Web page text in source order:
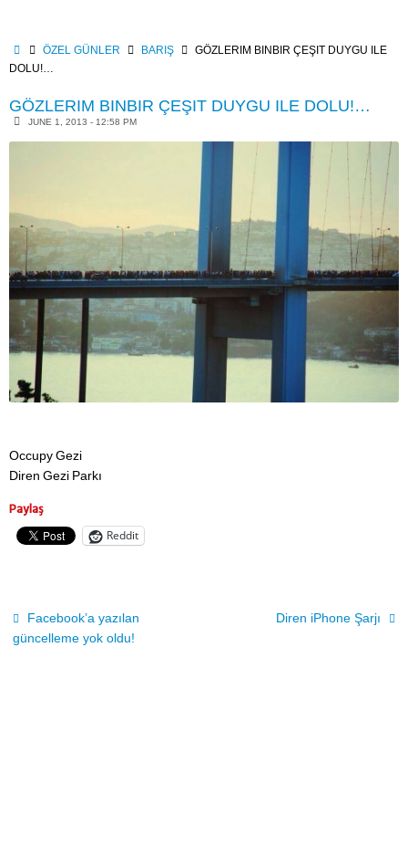
contentHOMEÖZEL GÜNLER BARIŞ
GÖZLERIM BINBIR ÇEŞIT DUYGU ILE
DOLU!…
GÖZLERIM BINBIR ÇEŞIT DUYGU ILE DOLU!…
JUNE 1, 2013 - 12:58 PM
Occupy Gezi
Diren Gezi Parkı
Paylaş
Reddit
Facebook’a yazılan
güncelleme yok oldu!
Diren iPhone Şarjı